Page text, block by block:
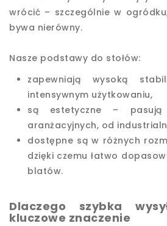
wrócić – szczególnie w
bywa nierówny.
Nasze podstawy do stołów:
zapewniają wysoką
intensywnym użytkowaniu,
są estetyczne –
aranżacyjnych, od
dostępne są w różnych
dzięki czemu łatwo
blatów.
Dlaczego szybka
kluczowe znaczenie